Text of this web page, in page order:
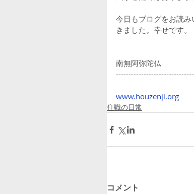
今日もブログをお読
きました。幸せです。
南無阿弥陀仏
www.houzenji.org
住職の日常
コメント